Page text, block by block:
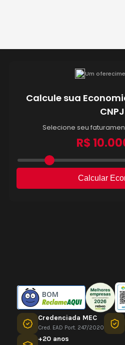
BOM
Credenciada MEC
Cred. EAD Port. 247/2020
+20 anos